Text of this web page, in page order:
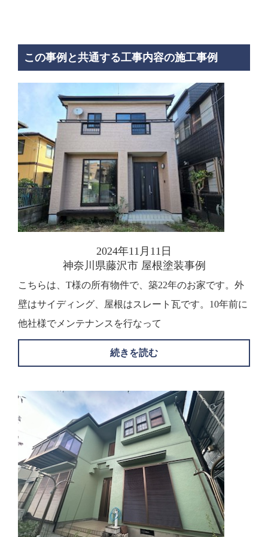
この事例と共通する工事内容の施工事例
2024年11月11日
神奈川県藤沢市 屋根塗装事例
こちらは、T様の所有物件で、築22年のお家です。外
壁はサイディング、屋根はスレート瓦です。10年前に
他社様でメンテナンスを行なって
続きを読む